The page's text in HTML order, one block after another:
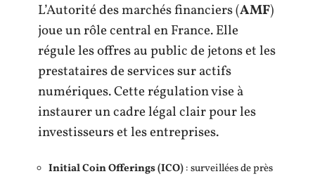
L’Autorité des marchés financiers (AMF)
joue un rôle central en France. Elle
régule les offres au public de jetons et les
prestataires de services sur actifs
numériques. Cette régulation vise à
instaurer un cadre légal clair pour les
investisseurs et les entreprises.
Initial Coin Offerings (ICO): surveillées de près